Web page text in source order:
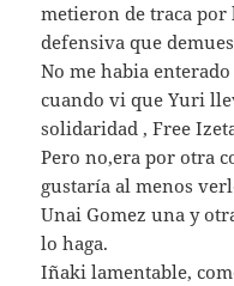
metieron de traca por
defensiva que
No me habia
cuando vi que Yuri
solidaridad , Free
Pero no,era por otra
gustaría al menos
Unai Gomez una y
lo haga.
Iñaki lamentable,